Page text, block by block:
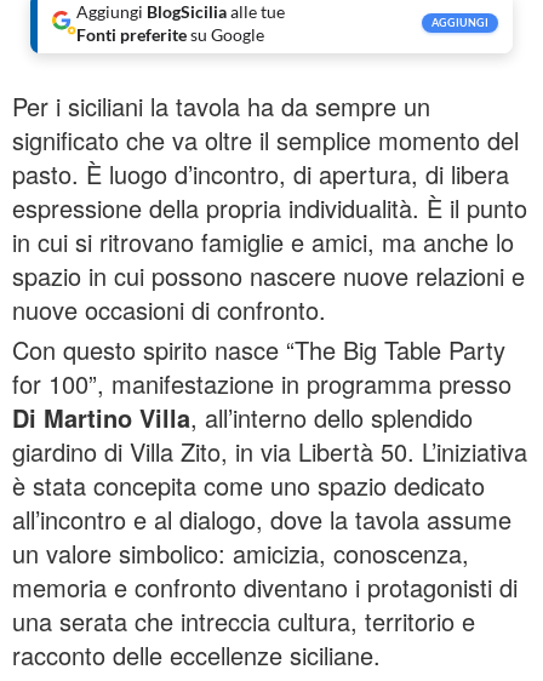
Aggiungi BlogSiciliaalle tue
Fonti preferitesu Google
AGGIUNGI
Per i siciliani la tavola ha da sempre un
significato che va oltre il semplice momento del
pasto. È luogo d’incontro, di apertura, di libera
espressione della propria individualità. È il punto
in cui si ritrovano famiglie e amici, ma anche lo
spazio in cui possono nascere nuove relazioni e
nuove occasioni di confronto.
Con questo spirito nasce “The Big Table Party
for 100”, manifestazione in programma presso
Di Martino Villa, all’interno dello splendido
giardino di Villa Zito, in via Libertà 50. L’iniziativa
è stata concepita come uno spazio dedicato
all’incontro e al dialogo, dove la tavola assume
un valore simbolico: amicizia, conoscenza,
memoria e confronto diventano i protagonisti di
una serata che intreccia cultura, territorio e
racconto delle eccellenze siciliane.